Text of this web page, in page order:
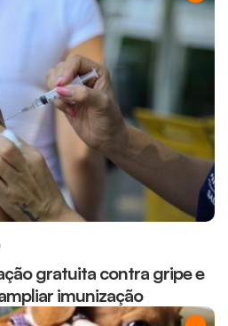
gratuita contra gripe e
imunização